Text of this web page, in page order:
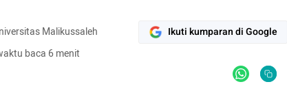
Malikussaleh
baca 6 menit
Ikuti kumparan di Google